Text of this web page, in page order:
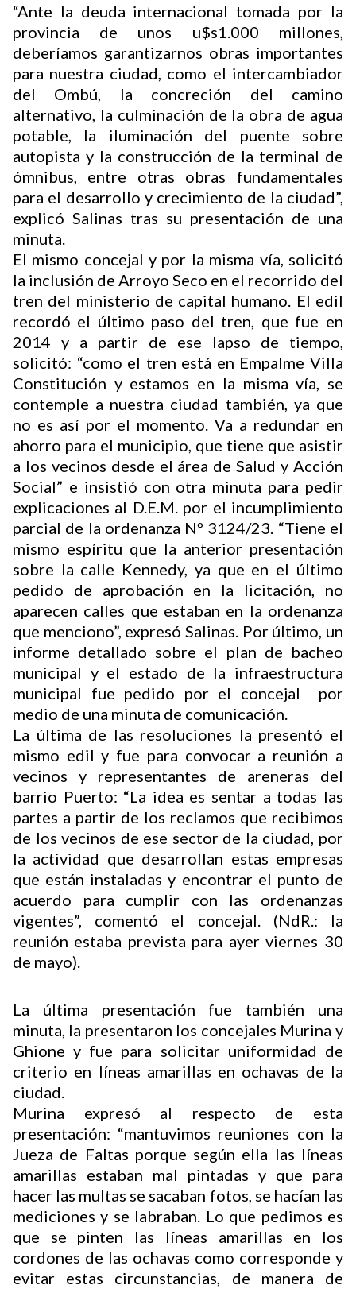
“Ante la deuda internacional tomada por la
provincia de unos u$s1.000 millones,
deberíamos garantizarnos obras importantes
para nuestra ciudad, como el intercambiador
del Ombú, la concreción del camino
alternativo, la culminación de la obra de agua
potable, la iluminación del puente sobre
autopista y la construcción de la terminal de
ómnibus, entre otras obras fundamentales
para el desarrollo y crecimiento de la ciudad”,
explicó Salinas tras su presentación de una
minuta.
El mismo concejal y por la misma vía, solicitó
la inclusión de Arroyo Seco en el recorrido del
tren del ministerio de capital humano. El edil
recordó el último paso del tren, que fue en
2014 y a partir de ese lapso de tiempo,
solicitó: “como el tren está en Empalme Villa
Constitución y estamos en la misma vía, se
contemple a nuestra ciudad también, ya que
no es así por el momento. Va a redundar en
ahorro para el municipio, que tiene que asistir
a los vecinos desde el área de Salud y Acción
Social” e insistió con otra minuta para pedir
explicaciones al D.E.M. por el incumplimiento
parcial de la ordenanza Nº 3124/23. “Tiene el
mismo espíritu que la anterior presentación
sobre la calle Kennedy, ya que en el último
pedido de aprobación en la licitación, no
aparecen calles que estaban en la ordenanza
que menciono”, expresó Salinas. Por último, un
informe detallado sobre el plan de bacheo
municipal y el estado de la infraestructura
municipal fue pedido por el concejal por
medio de una minuta de comunicación.
La última de las resoluciones la presentó el
mismo edil y fue para convocar a reunión a
vecinos y representantes de areneras del
barrio Puerto: “La idea es sentar a todas las
partes a partir de los reclamos que recibimos
de los vecinos de ese sector de la ciudad, por
la actividad que desarrollan estas empresas
que están instaladas y encontrar el punto de
acuerdo para cumplir con las ordenanzas
vigentes”, comentó el concejal. (NdR.: la
reunión estaba prevista para ayer viernes 30
de mayo).
La última presentación fue también una
minuta, la presentaron los concejales Murina y
Ghione y fue para solicitar uniformidad de
criterio en líneas amarillas en ochavas de la
ciudad.
Murina expresó al respecto de esta
presentación: “mantuvimos reuniones con la
Jueza de Faltas porque según ella las líneas
amarillas estaban mal pintadas y que para
hacer las multas se sacaban fotos, se hacían las
mediciones y se labraban. Lo que pedimos es
que se pinten las líneas amarillas en los
cordones de las ochavas como corresponde y
evitar estas circunstancias, de manera de